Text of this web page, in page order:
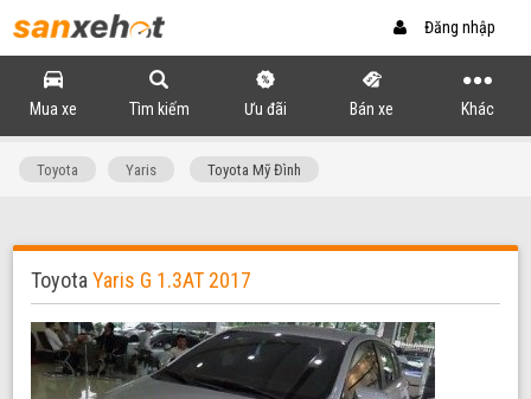
Đăng nhập
Mua xe Tìm kiếm Ưu đãi Bán xe Khác
Toyota Yaris Toyota Mỹ Đình
Toyota Yaris G 1.3AT 2017